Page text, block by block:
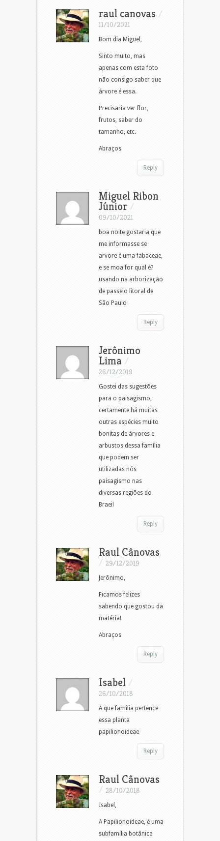
raul canovas /
11/10/2021
Bom dia Miguel,
Sinto muito, mas
apenas com esta foto
não consigo saber que
árvore é essa.
Precisaria ver flor,
frutos, saber do
tamanho, etc.
Abraços
Reply
Miguel Ribon
Júnior /
09/10/2021
boa noite gostaria que
me informasse se
arvore é uma fabaceae,
e se moa for qual é?
usando na arborização
de passeio litoral de
São Paulo
Reply
Jerônimo
Lima /
26/12/2019
Gostei das sugestões
para o paisagismo,
certamente há muitas
outras espécies muito
bonitas de árvores e
arbustos dessa família
que podem ser
utilizadas nós
paisagismo nas
diversas regiões do
Braeil
Reply
Raul Cânovas
/ 29/12/2019
Jerônimo,
Ficamos felizes
sabendo que gostou da
matéria!
Abraços
Reply
Isabel /
26/10/2018
A que familia pertence
essa planta
papilionoideae
Reply
Raul Cânovas
/ 28/10/2018
Isabel,
A Papilionoideae, é uma
subfamília botânica